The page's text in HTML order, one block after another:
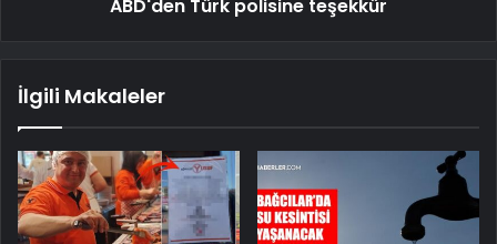
ABD'den Türk polisine teşekkür
İlgili Makaleler